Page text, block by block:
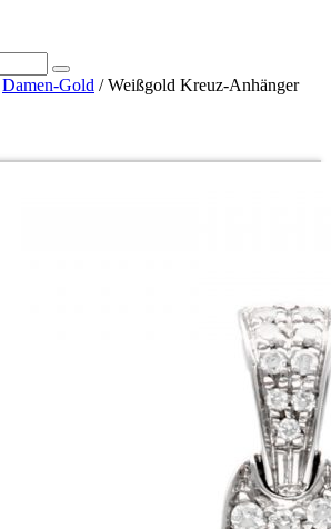
Search
Damen-Gold / Weißgold Kreuz-Anhänger